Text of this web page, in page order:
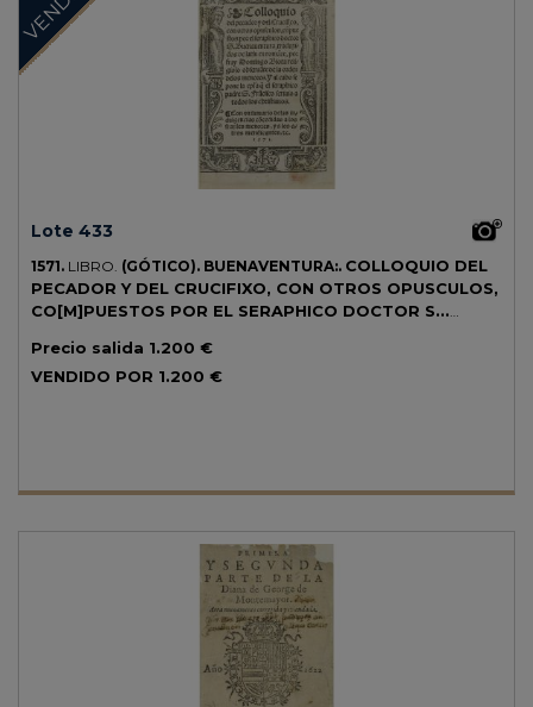
Lote 433
1571. LIBRO. (GÓTICO). BUENAVENTURA:. COLLOQUIO DEL
PECADOR Y DEL CRUCIFIXO, CON OTROS OPUSCULOS,
CO[M]PUESTOS POR EL SERAPHICO DOCTOR S...
Tipografía gótica. Portada en orla xilográfica, capitales y marca
tipográfica al final xilográficas. Varios grabados xilográficos Texto con
Precio salida 1.200 €
VENDIDO POR 1.200 €